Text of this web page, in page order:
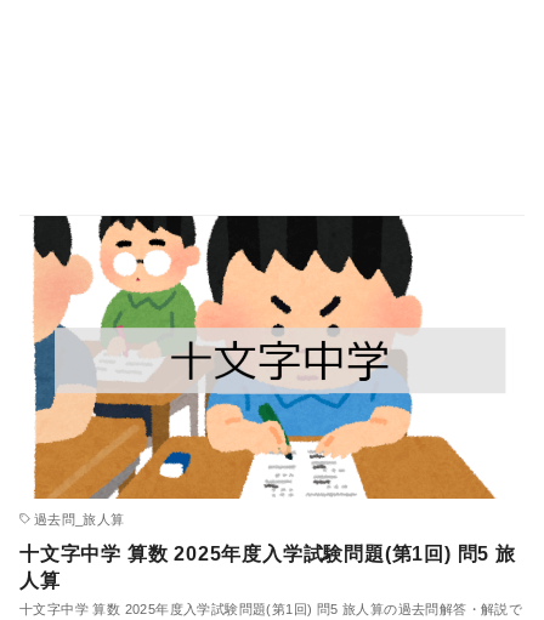
過去問_旅人算
十文字中学 算数 2025年度入学試験問題(第1回) 問5 旅
人算
十文字中学 算数 2025年度入学試験問題(第1回) 問5 旅人算の過去問解答・解説で